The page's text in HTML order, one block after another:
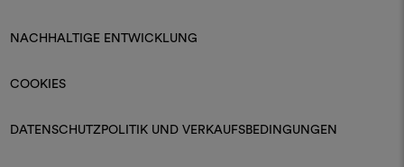
NACHHALTIGE ENTWICKLUNG
COOKIES
DATENSCHUTZPOLITIK UND VERKAUFSBEDINGUNGEN